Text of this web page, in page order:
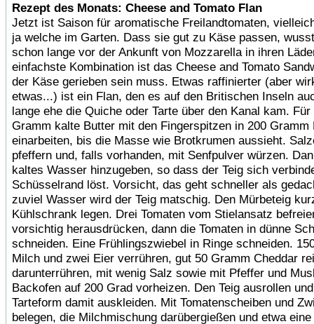
Rezept des Monats: Cheese and Tomato Flan
Jetzt ist Saison für aromatische Freilandtomaten,
ja welche im Garten. Dass sie gut zu Käse passen,
schon lange vor der Ankunft von Mozzarella in ihren
einfachste Kombination ist das Cheese and Tomato
der Käse gerieben sein muss. Etwas raffinierter (aber
etwas...) ist ein Flan, den es auf den Britischen Inseln
lange ehe die Quiche oder Tarte über den Kanal kam. Für
Gramm kalte Butter mit den Fingerspitzen in 200 Gramm
einarbeiten, bis die Masse wie Brotkrumen aussieht.
pfeffern und, falls vorhanden, mit Senfpulver würzen.
kaltes Wasser hinzugeben, so dass der Teig sich
Schüsselrand löst. Vorsicht, das geht schneller als
zuviel Wasser wird der Teig matschig. Den Mürbeteig
Kühlschrank legen. Drei Tomaten vom Stielansatz
vorsichtig herausdrücken, dann die Tomaten in dünne
schneiden. Eine Frühlingszwiebel in Ringe schneiden.
Milch und zwei Eier verrühren, gut 50 Gramm Cheddar
darunterrühren, mit wenig Salz sowie mit Pfeffer und
Backofen auf 200 Grad vorheizen. Den Teig ausrollen
Tarteform damit auskleiden. Mit Tomatenscheiben und
belegen, die Milchmischung darübergießen und etwa